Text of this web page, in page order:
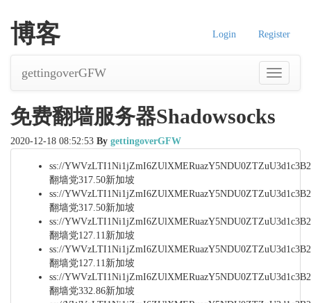
Login Register
博客
导
航
gettingoverGFW
免费翻墙服务器Shadowsocks
2020-12-18 08:52:53 By gettingoverGFW
ss://
翻墙党317.50新加坡
ss://
翻墙党317.50新加坡
ss://
翻墙党127.11新加坡
ss://
翻墙党127.11新加坡
ss://
翻墙党332.86新加坡